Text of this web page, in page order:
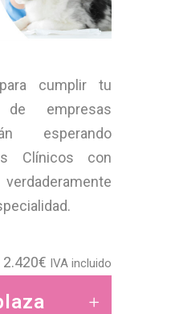
cumplir tu
empresas
esperando
Clínicos con
2.420€ IVA incluido